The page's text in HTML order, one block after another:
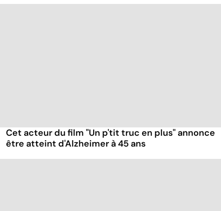
Cet acteur du film "Un p'tit truc en plus" annonce
être atteint d'Alzheimer à 45 ans